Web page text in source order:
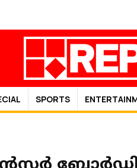
SPORTS